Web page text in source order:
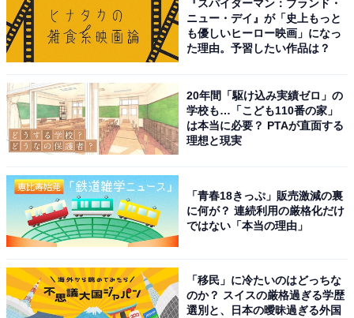
A post shared by パンサー向井の#ふらっと【TBSラジオ朝のワ
ツッコミ担当の向井さんは、2015年の「よしもと男前ラ
ンキング」で1位に輝いたこともあるイケメン芸人。現
在は劇場やテレビ番組への出演のほか、ラジオ番組『パ
ンサー向井の#ふらっと』（TBSラジオ）でメインパー
ソナリティーを務めるなど、マルチに活動しています。
『スパイダーマン：ブランド・
ニュー・デイ』が「史上もっと
も優しいヒーロー映画」になっ
た理由。予習したい作品は？
20年間「駆け込み実績ゼロ」の
学校も…「こども110番の家」
は本当に必要？ PTAが直面する
理想と現実
「青春18きっぷ」販売激減の裏
に何が？ 連続利用の厳格化だけ
ではない「本当の理由」
「移民」に冷たいのはどっちな
のか？ スイスの厳格過ぎる学歴
選別と、日本の曖昧過ぎる外国